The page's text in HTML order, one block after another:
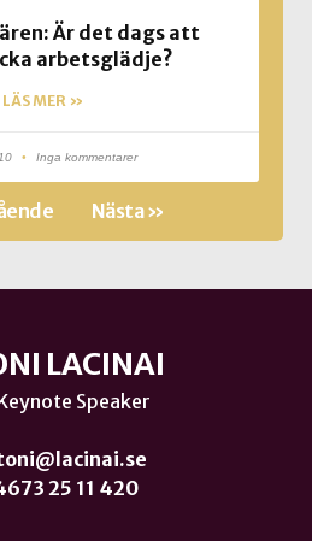
Är det dags att
arbetsglädje?
LÄS MER »
Inga kommentarer
Nästa »
LACINAI
Speaker
25 11 420